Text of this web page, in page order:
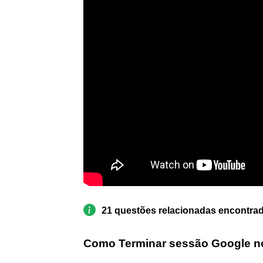
21 questões relacionadas
Como Terminar sessão Google